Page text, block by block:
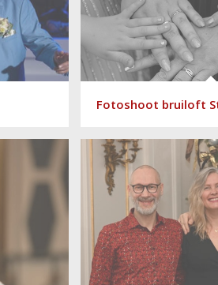
Fotoshoot bruiloft